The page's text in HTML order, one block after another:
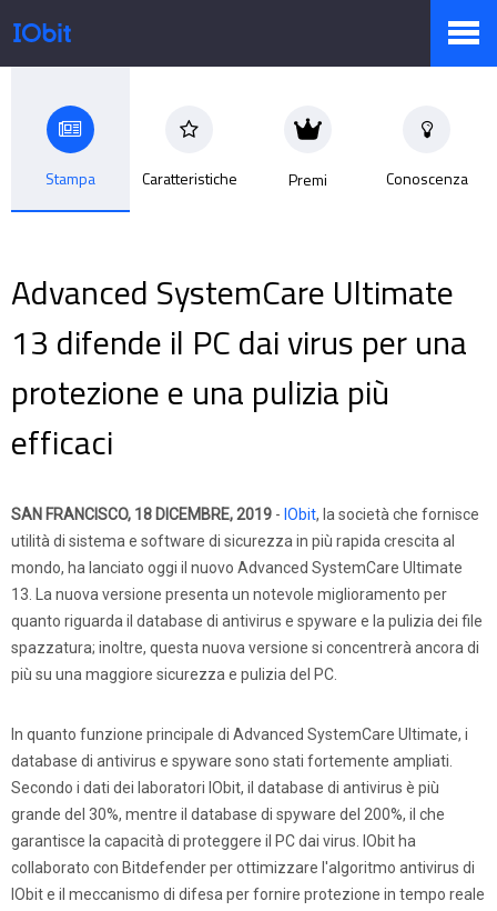
Prodotti
Negozio
Sala Stampa
Supporto
Stampa Caratteristiche Premi Conoscenza
Advanced SystemCare Ultimate
13 difende il PC dai virus per una
protezione e una pulizia più
efficaci
SAN FRANCISCO, 18 DICEMBRE, 2019 - IObit, la società che fornisce
utilità di sistema e software di sicurezza in più rapida crescita al
mondo, ha lanciato oggi il nuovo Advanced SystemCare Ultimate
13. La nuova versione presenta un notevole miglioramento per
quanto riguarda il database di antivirus e spyware e la pulizia dei file
spazzatura; inoltre, questa nuova versione si concentrerà ancora di
più su una maggiore sicurezza e pulizia del PC.
In quanto funzione principale di Advanced SystemCare Ultimate, i
database di antivirus e spyware sono stati fortemente ampliati.
Secondo i dati dei laboratori IObit, il database di antivirus è più
grande del 30%, mentre il database di spyware del 200%, il che
garantisce la capacità di proteggere il PC dai virus. IObit ha
collaborato con Bitdefender per ottimizzare l'algoritmo antivirus di
IObit e il meccanismo di difesa per fornire protezione in tempo reale